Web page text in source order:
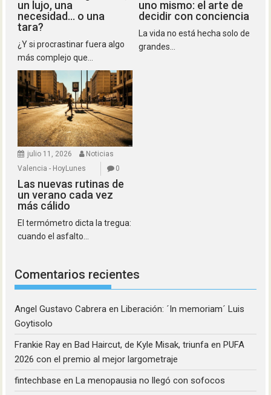
un lujo, una
necesidad… o una
tara?
¿Y si procrastinar fuera algo
más complejo que...
uno mismo: el arte de
decidir con conciencia
La vida no está hecha solo de
grandes...
julio 11, 2026
Noticias
Valencia - HoyLunes
0
Las nuevas rutinas de
un verano cada vez
más cálido
El termómetro dicta la tregua:
cuando el asfalto...
Comentarios recientes
Angel Gustavo Cabrera enLiberación: ´In memoriam´ Luis
Goytisolo
Frankie Ray enBad Haircut, de Kyle Misak, triunfa en PUFA
2026 con el premio al mejor largometraje
fintechbase enLa menopausia no llegó con sofocos